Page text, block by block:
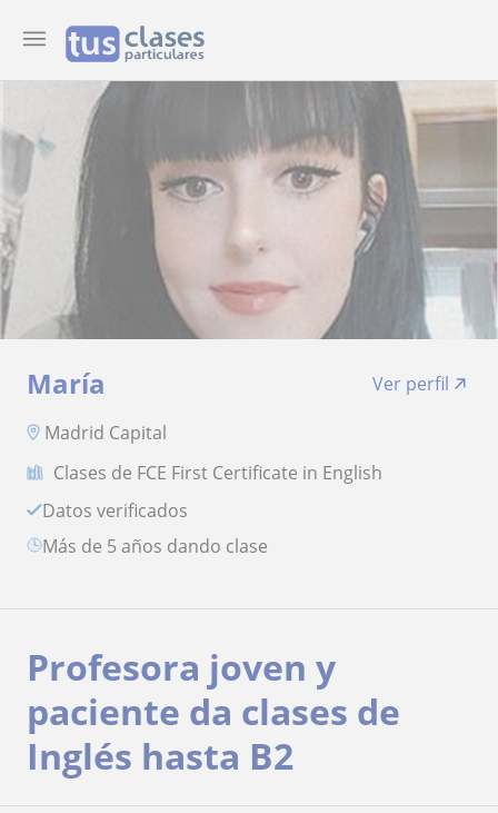
María
Ver perfil
Madrid Capital
Clases de FCE First Certificate in English
Datos verificados
más de 5 años dando clase
Profesora joven y
paciente da clases de
Inglés hasta B2